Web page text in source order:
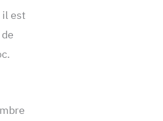
il est